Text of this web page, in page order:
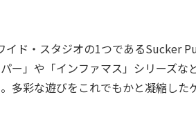
イド・スタジオの1つであるSucker
ー」や「インファマス」シリーズ
多彩な遊びをこれでもかと凝縮し